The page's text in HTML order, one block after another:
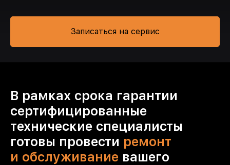
Записаться на сервис
В рамках срока гарантии
сертифицированные
технические специалисты
готовы провести ремонт
и обслуживание вашего